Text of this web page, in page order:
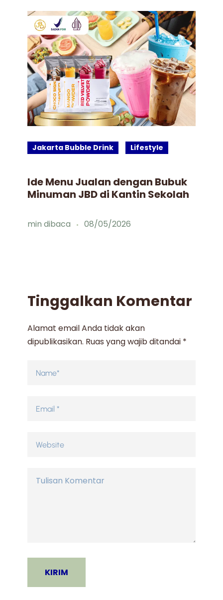
Jakarta Bubble Drink Lifestyle
Ide Menu Jualan dengan Bubuk
Minuman JBD di Kantin Sekolah
min dibaca 08/05/2026
Tinggalkan Komentar
Alamat email Anda tidak akan
dipublikasikan. Ruas yang wajib ditandai *